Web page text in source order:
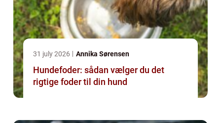
31 july 2026 Annika Sørensen
Hundefoder: sådan vælger du det
rigtige foder til din hund